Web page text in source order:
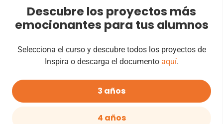
Descubre los proyectos más
emocionantes para tus alumnos
Selecciona el curso y descubre todos los proyectos de
Inspira o descarga el documento aquí.
3 años
4 años